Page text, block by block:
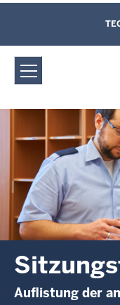
Sitzungstermine
Direkt zum Inhalt
Leichte
und
Auflistung der